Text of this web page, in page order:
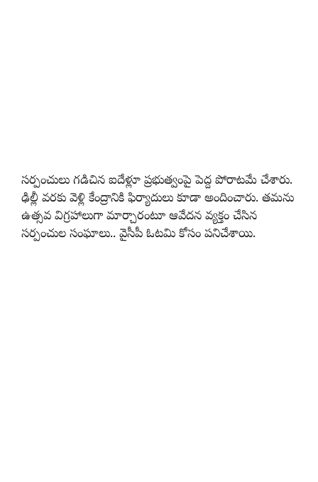
సర్పంచులు గడిచిన ఐదేళ్లూ ప్రభుత్వంపై పెద్ద పోరాటమే చేశారు.
ఢిల్లీ వరకు వెళ్లి కేంద్రానికి ఫిర్యాదులు కూడా అందించారు. తమను
ఉత్సవ విగ్రహాలుగా మార్చారంటూ ఆవేదన వ్యక్తం చేసిన
సర్పంచుల సంఘాలు.. వైసీపీ ఓటమి కోసం పనిచేశాయి.